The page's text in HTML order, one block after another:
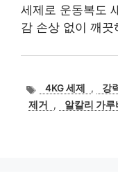
세제로 운동복도
감 손상 없이 깨끗
태
그
4KG 세제 , 강
제거
, 알칼리 가루